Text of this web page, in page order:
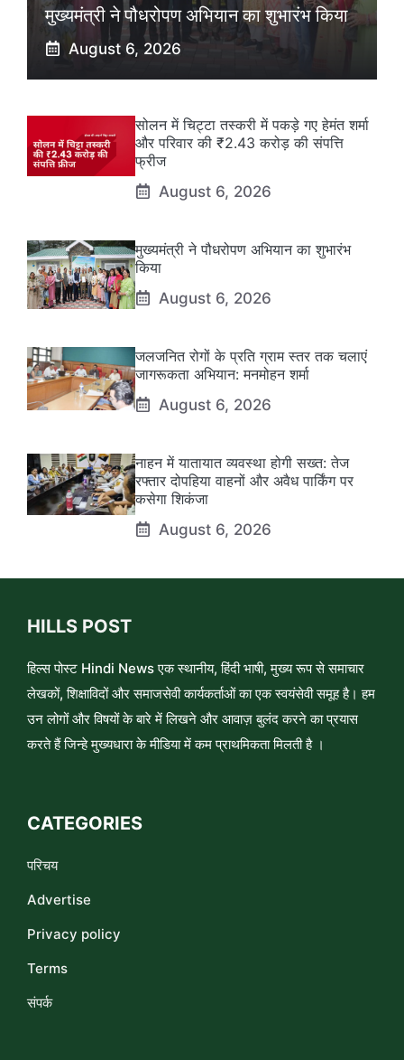
मुख्यमंत्री ने पौधरोपण अभियान का शुभारंभ किया
August 6, 2026
सोलन में चिट्टा तस्करी में पकड़े गए हेमंत शर्मा
और परिवार की ₹2.43 करोड़ की संपत्ति
फ्रीज
August 6, 2026
मुख्यमंत्री ने पौधरोपण अभियान का शुभारंभ
किया
August 6, 2026
जलजनित रोगों के प्रति ग्राम स्तर तक चलाएं
जागरूकता अभियान: मनमोहन शर्मा
August 6, 2026
नाहन में यातायात व्यवस्था होगी सख्त: तेज
रफ्तार दोपहिया वाहनों और अवैध पार्किंग पर
कसेगा शिकंजा
August 6, 2026
HILLS POST
हिल्स पोस्ट Hindi News एक स्थानीय, हिंदी भाषी, मुख्य रूप से समाचार
लेखकों, शिक्षाविदों और समाजसेवी कार्यकर्ताओं का एक स्वयंसेवी समूह है। हम
उन लोगों और विषयों के बारे में लिखने और आवाज़ बुलंद करने का प्रयास
करते हैं जिन्हे मुख्यधारा के मीडिया में कम प्राथमिकता मिलती है ।
CATEGORIES
परिचय
Advertise
Privacy policy
Terms
संपर्क